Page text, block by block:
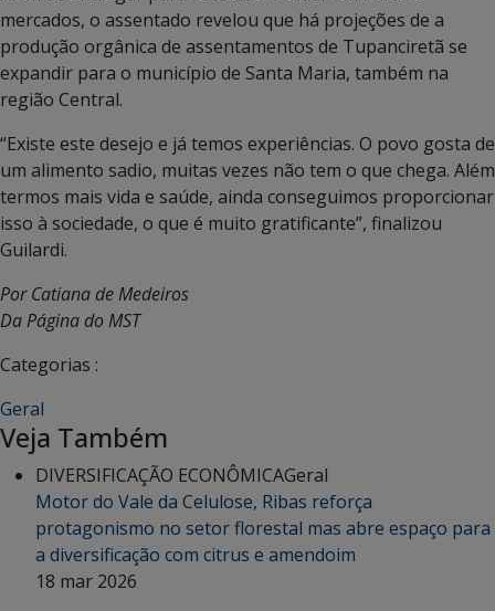
mercados, o assentado revelou que há projeções de a
produção orgânica de assentamentos de Tupanciretã se
expandir para o município de Santa Maria, também na
região Central.
“Existe este desejo e já temos experiências. O povo gosta de
um alimento sadio, muitas vezes não tem o que chega. Além
termos mais vida e saúde, ainda conseguimos proporcionar
isso à sociedade, o que é muito gratificante”, finalizou
Guilardi.
Por Catiana de Medeiros
Da Página do MST
Categorias :
Geral
Veja Também
DIVERSIFICAÇÃO ECONÔMICAGeral
Motor do Vale da Celulose, Ribas reforça
protagonismo no setor florestal mas abre espaço para
a diversificação com citrus e amendoim
18 mar 2026